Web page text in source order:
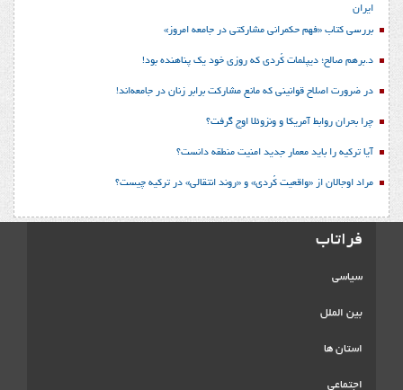
ایران
بررسی کتاب «فهم حکمرانی مشارکتی در جامعه امروز»
د.برهم صالح؛ دیپلمات کُردی که روزی خود یک پناهنده بود!
در ضرورت اصلاح قوانینی که مانع مشارکت برابر زنان در جامعه‌اند!
چرا بحران روابط آمریکا و ونزوئلا اوج گرفت؟
آیا ترکیه را باید معمار جدید امنیت منطقه دانست؟
مراد اوجالان از «واقعیت کُردی» و «روند انتقالی» در ترکیه چیست؟
فراتاب
سیاسی
بین الملل
استان ها
اجتماعی